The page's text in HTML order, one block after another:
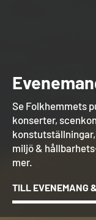
Se Folkhemmets
konserter,
miljö &
mer.
TILL EVENEMANG